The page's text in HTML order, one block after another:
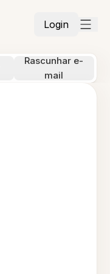
Login
Rascunhar e-
mail